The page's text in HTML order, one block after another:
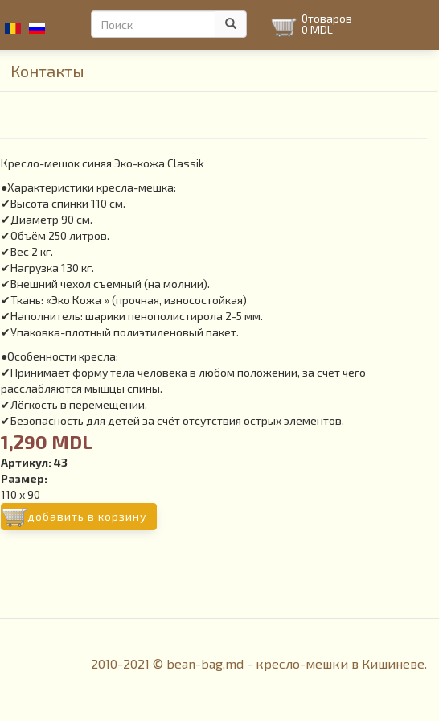
Форма
поиска
0товаров
0 MDL
Контакты
Кресло-мешок синяя Эко-кожа Classik
●Характеристики кресла-мешка:
✔Высота спинки 110 см.
✔Диаметр 90 см.
✔Объём 250 литров.
✔Вес 2 кг.
✔Нагрузка 130 кг.
✔Внешний чехол съемный (на молнии).
✔Ткань: «Эко Кожа » (прочная, износостойкая)
✔Наполнитель: шарики пенополистирола 2-5 мм.
✔Упаковка-плотный полиэтиленовый пакет.
●Особенности кресла:
✔Принимает форму тела человека в любом положении, за счет чего
расслабляются мышцы спины.
✔Лёгкость в перемещении.
✔Безопасность для детей за счёт отсутствия острых элементов.
1,290 MDL
Артикул: 43
Размер:
110 x 90
добавить в корзину
2010-2021 © bean-bag.md - кресло-мешки в Кишиневе.